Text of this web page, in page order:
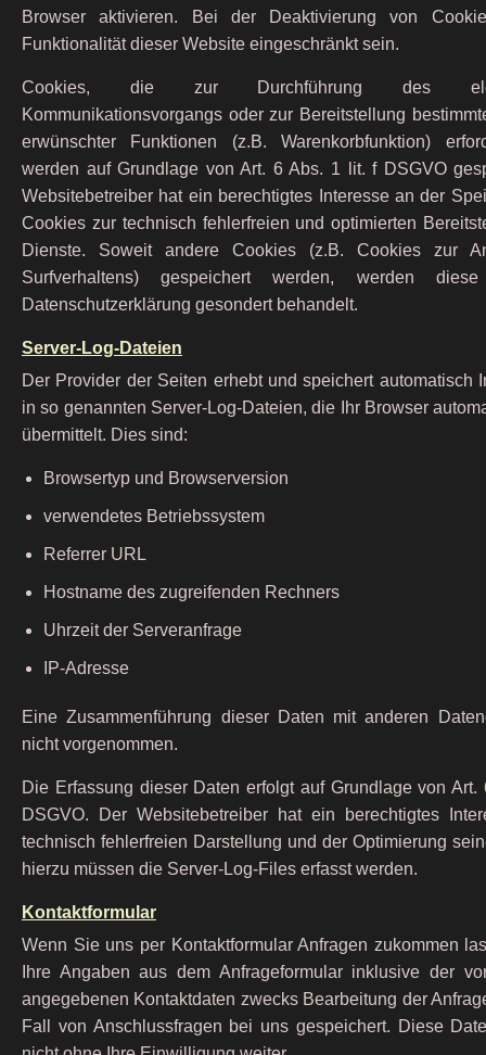
Browser aktivieren. Bei der Deaktivierung von
Funktionalität dieser Website eingeschränkt sein.
Cookies, die zur Durchführung des
Kommunikationsvorgangs oder zur Bereitstellung
erwünschter Funktionen (z.B. Warenkorbfunktion)
werden auf Grundlage von Art. 6 Abs. 1 lit. f DSGVO
Websitebetreiber hat ein berechtigtes Interesse an der
Cookies zur technisch fehlerfreien und optimierten
Dienste. Soweit andere Cookies (z.B. Cookies zur
Surfverhaltens) gespeichert werden, werden
Datenschutzerklärung gesondert behandelt.
Server-Log-Dateien
Der Provider der Seiten erhebt und speichert automatisch
in so genannten Server-Log-Dateien, die Ihr Browser
übermittelt. Dies sind:
Browsertyp und Browserversion
verwendetes Betriebssystem
Referrer URL
Hostname des zugreifenden Rechners
Uhrzeit der Serveranfrage
IP-Adresse
Eine Zusammenführung dieser Daten mit anderen
nicht vorgenommen.
Die Erfassung dieser Daten erfolgt auf Grundlage von Art.
DSGVO. Der Websitebetreiber hat ein berechtigtes
technisch fehlerfreien Darstellung und der Optimierung
hierzu müssen die Server-Log-Files erfasst werden.
Kontaktformular
Wenn Sie uns per Kontaktformular Anfragen zukommen
Ihre Angaben aus dem Anfrageformular inklusive der
angegebenen Kontaktdaten zwecks Bearbeitung der
Fall von Anschlussfragen bei uns gespeichert. Diese